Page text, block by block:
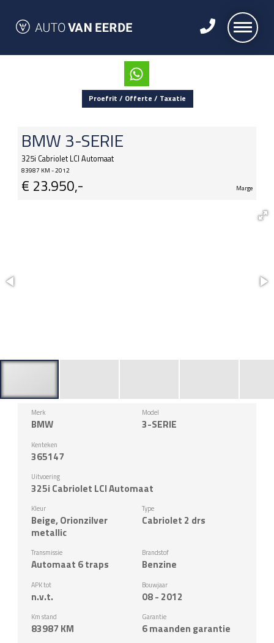
Proefrit / Offerte / Taxatie
BMW3-SERIE
325i Cabriolet LCI Automaat
83987 KM - 2012
€ 23.950,- Marge
Merk
BMW
Model
3-SERIE
Kenteken
365147
Uitvoering
325i Cabriolet LCI Automaat
Kleur
Beige, Orionzilver
metallic
Type
Cabriolet 2 drs
Transmissie
Automaat 6 traps
Brandstof
Benzine
APK tot
n.v.t.
Bouwjaar
08 - 2012
Km stand
83987 KM
Garantie
6 maanden garantie